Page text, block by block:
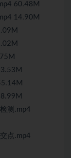
60.48M
14.90M
测.mp4
点.mp4